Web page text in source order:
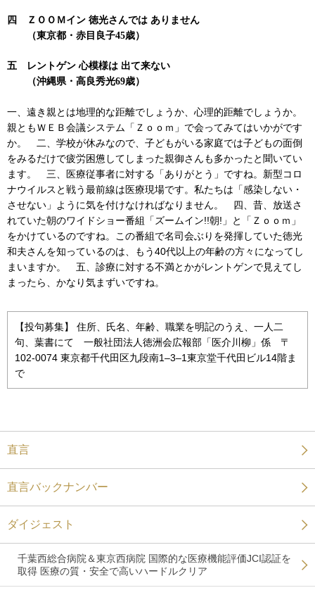
四 ＺＯＯＭイン 徳光さんでは ありません
（東京都・赤目良子45歳）
五 レントゲン 心模様は 出て来ない
（沖縄県・高良秀光69歳）
一、遠き親とは地理的な距離でしょうか、心理的距離でしょうか。
親ともＷＥＢ会議システム「Ｚｏｏｍ」で会ってみてはいかがです
か。 二、学校が休みなので、子どもがいる家庭では子どもの面倒
をみるだけで疲労困憊してしまった親御さんも多かったと聞いてい
ます。 三、医療従事者に対する「ありがとう」ですね。新型コロ
ナウイルスと戦う最前線は医療現場です。私たちは「感染しない・
させない」ように気を付けなければなりません。 四、昔、放送さ
れていた朝のワイドショー番組「ズームイン!!朝!」と「Ｚｏｏｍ」
をかけているのですね。この番組で名司会ぶりを発揮していた徳光
和夫さんを知っているのは、もう40代以上の年齢の方々になってし
まいますか。 五、診療に対する不満とかがレントゲンで見えてし
まったら、かなり気まずいですね。
【投句募集】 住所、氏名、年齢、職業を明記のうえ、一人二
句、葉書にて 一般社団法人徳洲会広報部「医介川柳」係 〒
102-0074 東京都千代田区九段南1‒3‒1東京堂千代田ビル14階ま
で
直言
直言バックナンバー
ダイジェスト
千葉西総合病院＆東京西病院 国際的な医療機能評価JCI認証を
取得 医療の質・安全で高いハードルクリア